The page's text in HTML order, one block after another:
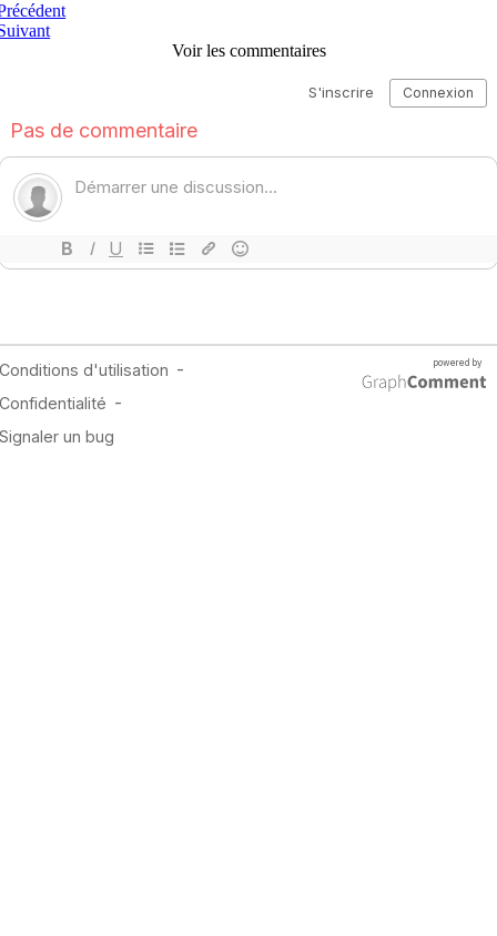
Voir les commentaires